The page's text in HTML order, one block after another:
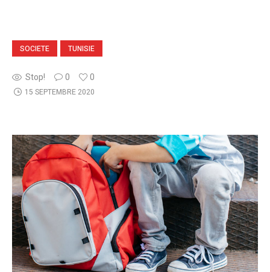
SOCIETE TUNISIE
Stop! 0 0
15 SEPTEMBRE 2020